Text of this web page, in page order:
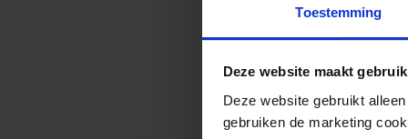
Toestemming
Deze website maakt
Deze website gebruikt
gebruiken de marketing
profitorganisatie
energiebron voor
intermitterende